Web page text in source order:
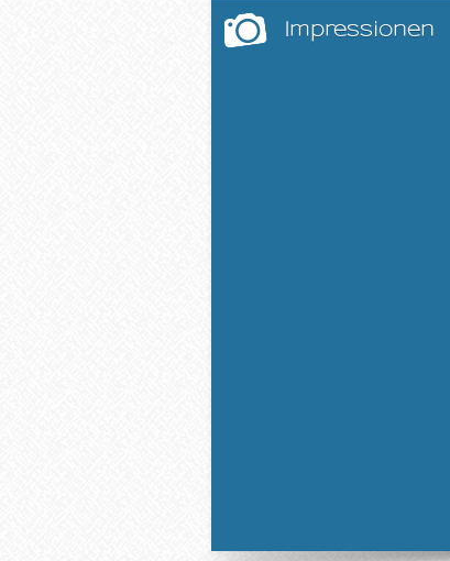
Impressionen